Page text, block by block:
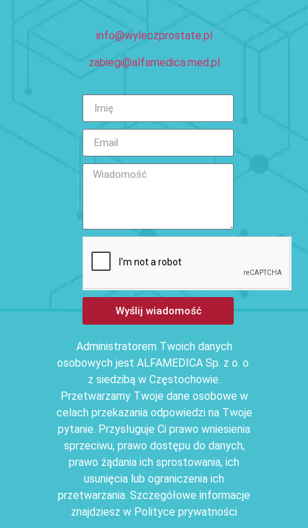
info@wyleczprostate.pl
zabiegi@alfamedica.med.pl
Wyślij wiadomość
Administratorem Twoich danych
osobowych jest ALFAMEDICA Sp. z o. o.
z siedzibą w Częstochowie.
Przetwarzamy Twoje dane osobowe w
celach przekazania odpowiedzi na Twoje
pytanie. Przysługuje Ci prawo wniesienia
sprzeciwu, prawo dostępu do danych,
prawo żądania ich sprostowania, ich
usunięcia lub ograniczenia ich
przetwarzania. Szczegółowe informacje
znajdziesz w Polityce prywatności